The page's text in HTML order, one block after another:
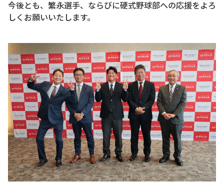
今後とも、繁永選手、ならびに硬式野球部への応援をよろ
しくお願いいたします。